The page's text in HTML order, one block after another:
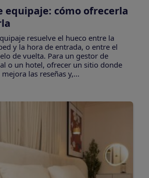
equipaje: cómo ofrecerla
resuelve el hueco entre la
y la hora de entrada, o entre el
de vuelta. Para un gestor de
o un hotel, ofrecer un sitio donde
las reseñas y,...